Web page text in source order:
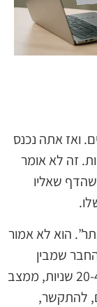
ואז אתה נכנס
זה לא אומר
שאליו
הוא לא אמור
שמבין
בעיצוב. הוא אמור להעביר אדם זר, תוך 20-40 שניות, ממצב
להתקשר,